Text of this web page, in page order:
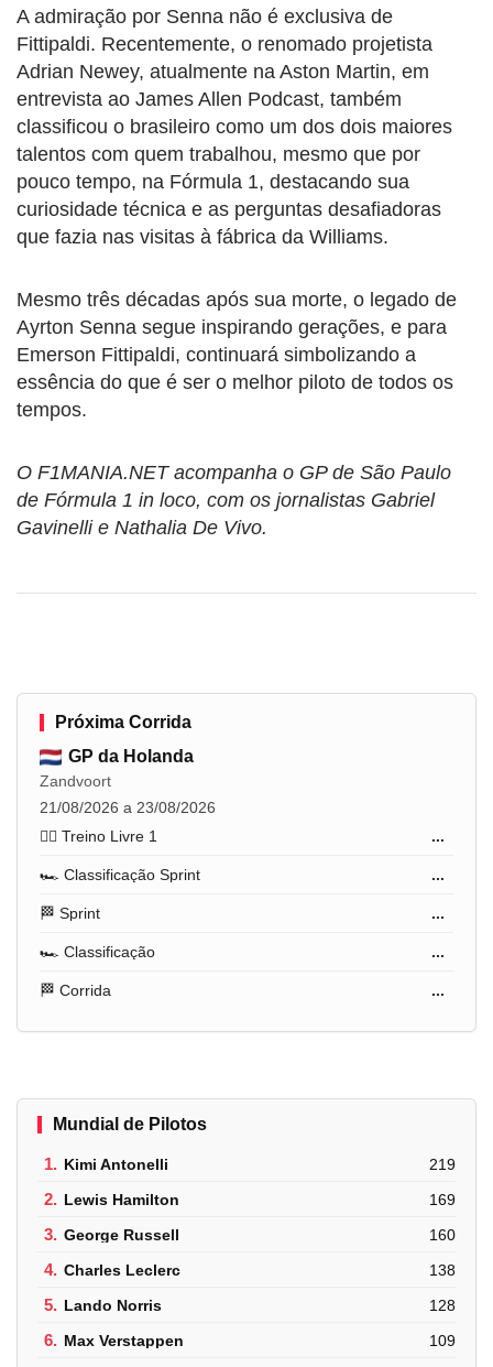
A admiração por Senna não é exclusiva de
Fittipaldi. Recentemente, o renomado projetista
Adrian Newey, atualmente na Aston Martin, em
entrevista ao James Allen Podcast, também
classificou o brasileiro como um dos dois maiores
talentos com quem trabalhou, mesmo que por
pouco tempo, na Fórmula 1, destacando sua
curiosidade técnica e as perguntas desafiadoras
que fazia nas visitas à fábrica da Williams.
Mesmo três décadas após sua morte, o legado de
Ayrton Senna segue inspirando gerações, e para
Emerson Fittipaldi, continuará simbolizando a
essência do que é ser o melhor piloto de todos os
tempos.
O F1MANIA.NET acompanha o GP de São Paulo
de Fórmula 1 in loco, com os jornalistas Gabriel
Gavinelli e Nathalia De Vivo.
Próxima Corrida
GP da Holanda
Zandvoort
21/08/2026 a 23/08/2026
🏋️‍♂️ Treino Livre 1
...
🏎️ Classificação Sprint ...
🏁 Sprint ...
🏎️ Classificação ...
🏁 Corrida ...
Mundial de Pilotos
1. Kimi Antonelli 219
2. Lewis Hamilton 169
3. George Russell 160
4. Charles Leclerc 138
5. Lando Norris 128
6. Max Verstappen 109